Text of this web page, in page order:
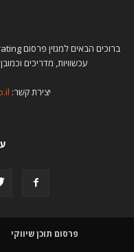
עכשוויות, מדריכים
יצירת קשר:
פרסום תוכן שיווקי